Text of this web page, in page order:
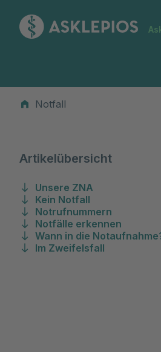
Notfall
Artikelübersicht
Unsere ZNA
Kein Notfall
Notrufnummern
Notfälle erkennen
Wann in die
Im Zweifelsfall